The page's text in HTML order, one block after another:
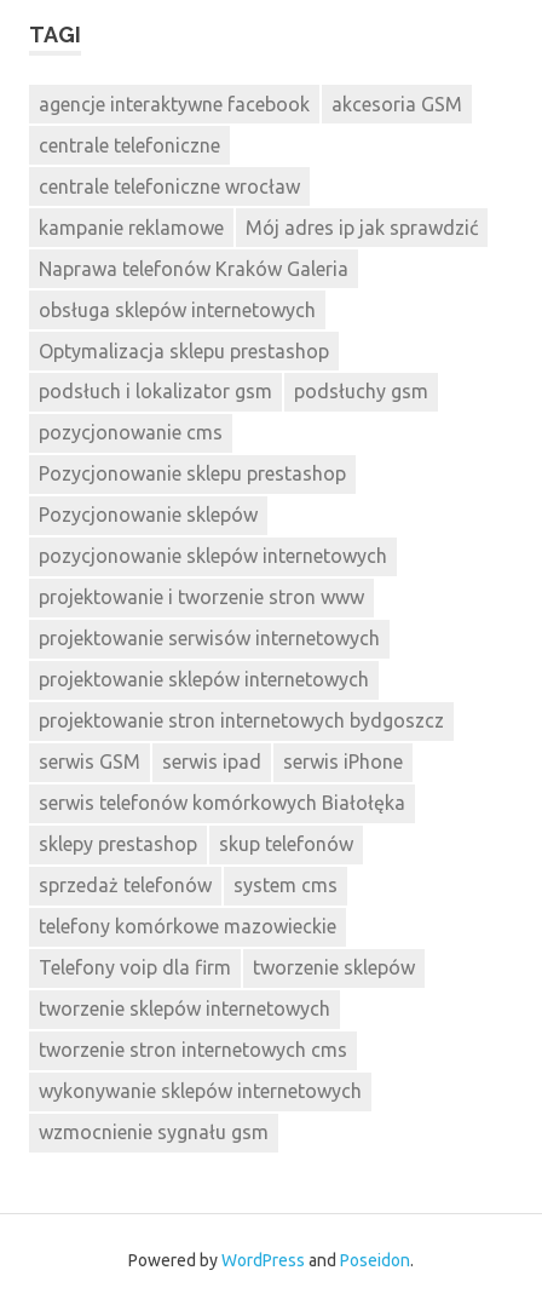
TAGI
agencje interaktywne facebook
akcesoria GSM
centrale telefoniczne
centrale telefoniczne wrocław
kampanie reklamowe
Mój adres ip jak sprawdzić
Naprawa telefonów Kraków Galeria
obsługa sklepów internetowych
Optymalizacja sklepu prestashop
podsłuch i lokalizator gsm
podsłuchy gsm
pozycjonowanie cms
Pozycjonowanie sklepu prestashop
Pozycjonowanie sklepów
pozycjonowanie sklepów internetowych
projektowanie i tworzenie stron www
projektowanie serwisów internetowych
projektowanie sklepów internetowych
projektowanie stron internetowych bydgoszcz
serwis GSM
serwis ipad
serwis iPhone
serwis telefonów komórkowych Białołęka
sklepy prestashop
skup telefonów
sprzedaż telefonów
system cms
telefony komórkowe mazowieckie
Telefony voip dla firm
tworzenie sklepów
tworzenie sklepów internetowych
tworzenie stron internetowych cms
wykonywanie sklepów internetowych
wzmocnienie sygnału gsm
Powered byWordPress and Poseidon.